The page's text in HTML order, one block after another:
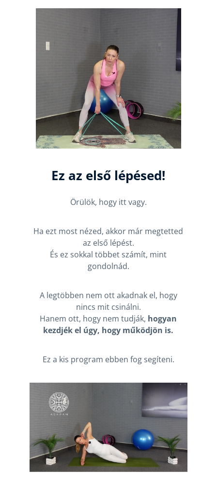
Ez az első lépésed!
Örülök, hogy itt vagy.
Ha ezt most nézed, akkor már megtetted
az első lépést.
És ez sokkal többet számít, mint
gondolnád.
A legtöbben nem ott akadnak el, hogy
nincs mit csinálni.
Hanem ott, hogy nem tudják, hogyan
kezdjék el úgy, hogy működjön is.
Ez a kis program ebben fog segíteni.